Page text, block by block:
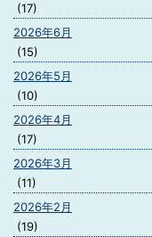
(17)
2026年6月
(15)
2026年5月
(10)
2026年4月
(17)
2026年3月
(11)
2026年2月
(19)